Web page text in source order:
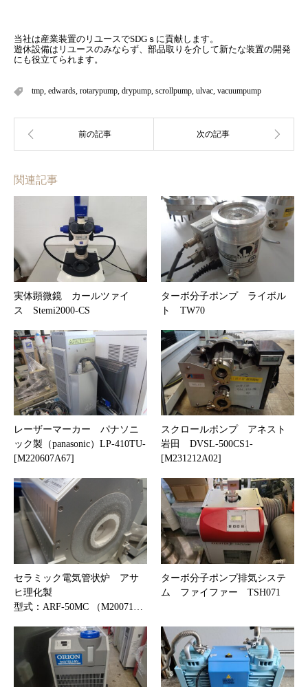
当社は産業装置のリユースでSDGｓに貢献します。
遊休設備はリユースのみならず、部品取りを介して新たな装置の開発
にも役立てられます。
tmp, edwards, rotarypump, drypump, scrollpump, ulvac, vacuumpump
関連記事
実体顕微鏡 カールツァイ
ス Stemi2000-CS
ターボ分子ポンプ ライボル
ト TW70
レーザーマーカー パナソニ
ック製（panasonic）LP-410TU-
[M220607A67]
スクロールポンプ アネスト
岩田 DVSL-500CS1-
[M231212A02]
セラミック電気管状炉 アサ
ヒ理化製
型式：ARF-50MC （M20071…
ターボ分子ポンプ排気システ
ム ファイファー TSH071